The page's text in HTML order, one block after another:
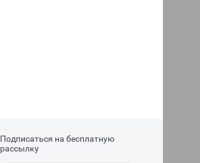
Подписаться на бесплатную
рассылку